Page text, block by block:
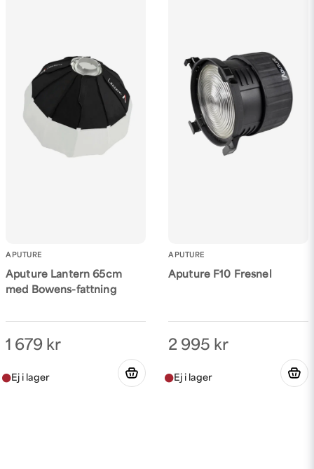
APUTURE
Aputure Lantern 65cm
med Bowens-fattning
1 679 kr
APUTURE
Aputure F10 Fresnel
2 995 kr